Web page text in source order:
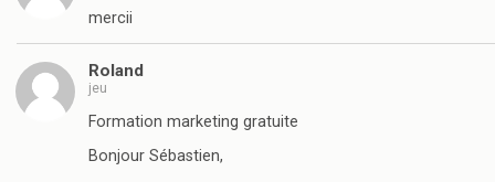
mercii
Roland
jeu
Formation marketing gratuite
Bonjour Sébastien,